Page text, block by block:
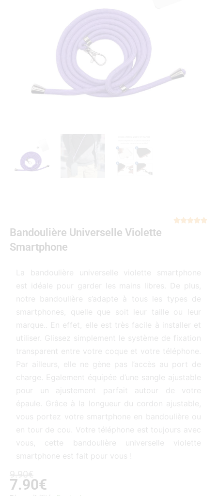

Bandoulière Universelle Violette
Smartphone
La bandoulière universelle violette smartphone
est idéale pour garder les mains libres. De plus,
notre bandoulière s’adapte à tous les types de
smartphones, quelle que soit leur taille ou leur
marque.. En effet, elle est très facile à installer et
utiliser. Glissez simplement le système de fixation
transparent entre votre coque et votre téléphone.
Par ailleurs, elle ne gène pas l’accès au port de
charge. Egalement équipée d’une sangle ajustable
pour un ajustement parfait autour de votre
épaule. Grâce à la longueur du cordon ajustable,
vous portez votre smartphone en bandoulière ou
en tour de cou. Votre téléphone est toujours avec
vous, cette bandoulière universelle violette
smartphone est fait pour vous !
prix
7.90€
prix